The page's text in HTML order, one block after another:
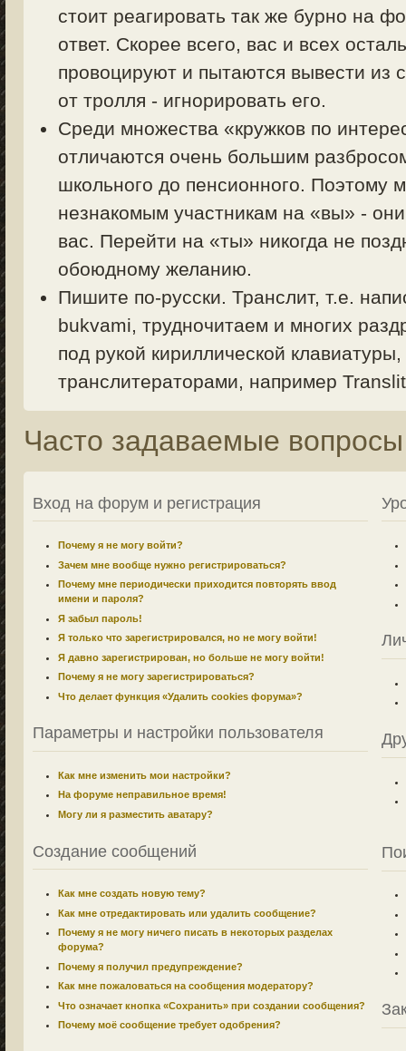
стоит реагировать так же бурно на
ответ. Скорее всего, вас и всех
провоцируют и пытаются вывести из
от тролля - игнорировать его.
Среди множества «кружков по
отличаются очень большим
школьного до пенсионного. Поэтому
незнакомым участникам на «вы» -
вас. Перейти на «ты» никогда не
обоюдному желанию.
Пишите по-русски. Транслит, т.е.
bukvami, трудночитаем и многих
под рукой кириллической
транслитераторами, например
Часто задаваемые вопросы
Вход на форум и регистрация
Почему я не могу войти?
Зачем мне вообще нужно регистрироваться?
Почему мне периодически приходится повторять ввод
имени и пароля?
Я забыл пароль!
Я только что зарегистрировался, но не могу войти!
Я давно зарегистрирован, но больше не могу войти!
Почему я не могу зарегистрироваться?
Что делает функция «Удалить cookies форума»?
Параметры и настройки пользователя
Как мне изменить мои настройки?
На форуме неправильное время!
Могу ли я разместить аватару?
Создание сообщений
Как мне создать новую тему?
Как мне отредактировать или удалить сообщение?
Почему я не могу ничего писать в некоторых разделах
форума?
Почему я получил предупреждение?
Как мне пожаловаться на сообщения модератору?
Что означает кнопка «Сохранить» при создании сообщения?
Почему моё сообщение требует одобрения?